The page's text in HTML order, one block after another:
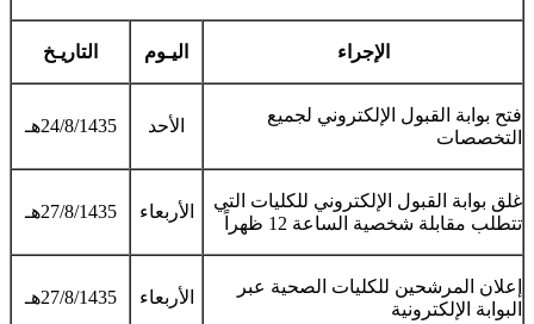
الإجراء اليـوم التاريـخ
فتح بوابة القبول الإلكتروني لجميع
التخصصات
الأحد 24/8/1435هـ
غلق بوابة القبول الإلكتروني للكليات التي
تتطلب مقابلة شخصية الساعة 12 ظهراً
الأربعاء 27/8/1435هـ
إعلان المرشحين للكليات الصحية عبر
البوابة الإلكترونية
الأربعاء 27/8/1435هـ